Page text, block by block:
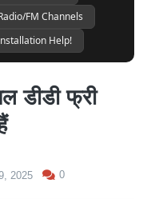
FM Channels
Help!
डीडी फ्री
2025 0